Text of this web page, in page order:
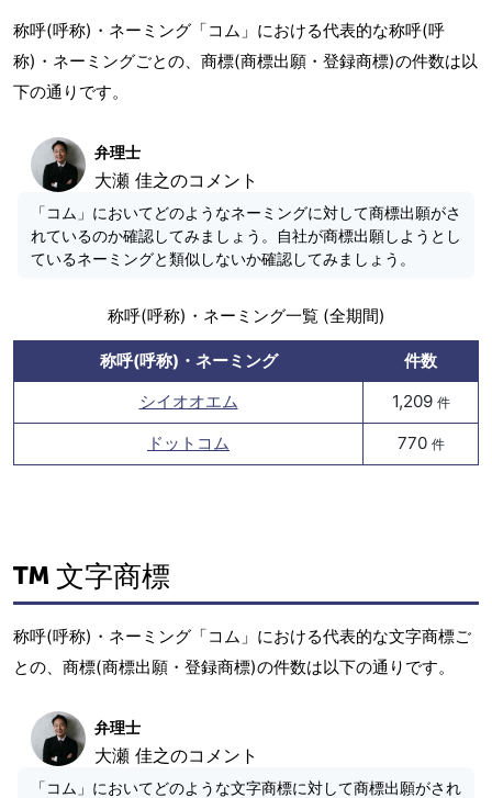
称呼(呼称)・ネーミング「コム」における代表的な称呼(呼
称)・ネーミングごとの、商標(商標出願・登録商標)の件数は以
下の通りです。
弁理士
大瀬 佳之のコメント
「コム」においてどのようなネーミングに対して商標出願がさ
れているのか確認してみましょう。自社が商標出願しようとし
ているネーミングと類似しないか確認してみましょう。
称呼(呼称)・ネーミング一覧 (全期間)
称呼(呼称)・ネーミング
件数
シイオオエム
1,209 件
ドットコム 770 件
文字商標
称呼(呼称)・ネーミング「コム」における代表的な文字商標ご
との、商標(商標出願・登録商標)の件数は以下の通りです。
弁理士
大瀬 佳之のコメント
「コム」においてどのような文字商標に対して商標出願がされ